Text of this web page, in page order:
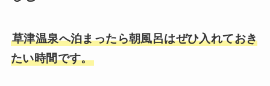
草津温泉へ泊まったら朝風呂はぜひ入れておき
たい時間です。